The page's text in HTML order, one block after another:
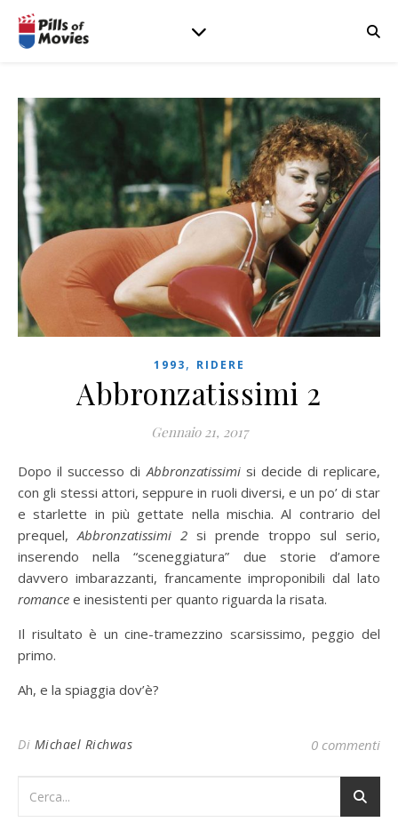
1993, RIDERE
Abbronzatissimi 2
Gennaio 21, 2017
Dopo il successo di Abbronzatissimisi decide di replicare,
con gli stessi attori, seppure in ruoli diversi, e un po’ di star
e starlette in più gettate nella mischia. Al contrario del
prequel, Abbronzatissimi 2 si prende troppo sul serio,
inserendo nella “sceneggiatura” due storie d’amore
davvero imbarazzanti, francamente improponibili dal lato
romance e inesistenti per quanto riguarda la risata.
Il risultato è un cine-tramezzino scarsissimo, peggio del
primo.
Ah, e la spiaggia dov’è?
Di Michael Richwas 0 commenti